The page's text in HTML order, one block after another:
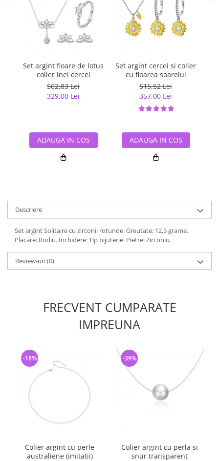
Set argint floare de lotus
colier inel cercei
502,83 Lei
329,00 Lei
ADAUGA IN COS
Set argint cercei si colier
cu floarea soarelui
515,52 Lei
357,00 Lei
ADAUGA IN COS
Descriere
Set argint Solitaire cu zirconii rotunde. Greutate: 12,5 grame.
Placare: Rodiu. Inchidere: Tip bijuterie. Pietre: Zirconiu.
Review-uri(0)
FRECVENT CUMPARATE
IMPREUNA
Colier argint cu perle
australiene (imitatii)
-18%
Colier argint cu perla si
snur transparent
-39%